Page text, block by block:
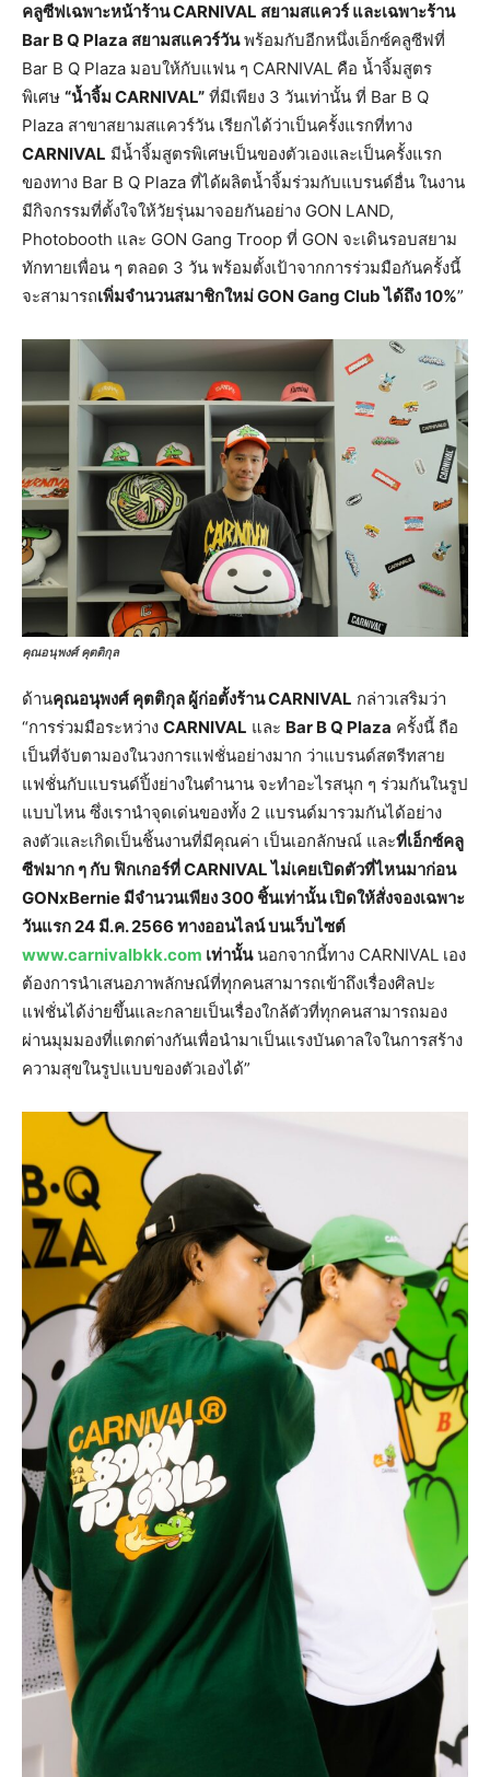
คลูซีฟเฉพาะหน้าร้าน CARNIVAL สยามสแควร์ และเฉพาะร้าน
Bar B Q Plaza สยามสแควร์วันพร้อมกับอีกหนึ่งเอ็กซ์คลูซีฟที่
Bar B Q Plaza มอบให้กับแฟน ๆ CARNIVAL คือ น้ำจิ้มสูตร
พิเศษ “น้ำจิ้ม CARNIVAL” ที่มีเพียง 3 วันเท่านั้น ที่ Bar B Q
Plaza สาขาสยามสแควร์วัน เรียกได้ว่าเป็นครั้งแรกที่ทาง
CARNIVAL มีน้ำจิ้มสูตรพิเศษเป็นของตัวเองและเป็นครั้งแรก
ของทาง Bar B Q Plaza ที่ได้ผลิตน้ำจิ้มร่วมกับแบรนด์อื่น ในงาน
มีกิจกรรมที่ตั้งใจให้วัยรุ่นมาจอยกันอย่าง GON LAND,
Photobooth และ GON Gang Troop ที่ GON จะเดินรอบสยาม
ทักทายเพื่อน ๆ ตลอด 3 วัน พร้อมตั้งเป้าจากการร่วมมือกันครั้งนี้
จะสามารถเพิ่มจำนวนสมาชิกใหม่ GON Gang Club ได้ถึง 10%”
คุณอนุพงศ์ คุตติกุล
ด้านคุณอนุพงศ์ คุตติกุล ผู้ก่อตั้งร้าน CARNIVAL กล่าวเสริมว่า
“การร่วมมือระหว่าง CARNIVAL และ Bar B Q Plaza ครั้งนี้ ถือ
เป็นที่จับตามองในวงการแฟชั่นอย่างมาก ว่าแบรนด์สตรีทสาย
แฟชั่นกับแบรนด์ปิ้งย่างในตำนาน จะทำอะไรสนุก ๆ ร่วมกันในรูป
แบบไหน ซึ่งเรานำจุดเด่นของทั้ง 2 แบรนด์มารวมกันได้อย่าง
ลงตัวและเกิดเป็นชิ้นงานที่มีคุณค่า เป็นเอกลักษณ์ และที่เอ็กซ์คลู
ซีฟมาก ๆ กับ ฟิกเกอร์ที่ CARNIVAL ไม่เคยเปิดตัวที่ไหนมาก่อน
GONxBernie มีจำนวนเพียง 300 ชิ้นเท่านั้น เปิดให้สั่งจองเฉพาะ
วันแรก 24 มี.ค. 2566 ทางออนไลน์ บนเว็บไซต์
www.carnivalbkk.com เท่านั้นนอกจากนี้ทาง CARNIVAL เอง
ต้องการนำเสนอภาพลักษณ์ที่ทุกคนสามารถเข้าถึงเรื่องศิลปะ
แฟชั่นได้ง่ายขึ้นและกลายเป็นเรื่องใกล้ตัวที่ทุกคนสามารถมอง
ผ่านมุมมองที่แตกต่างกันเพื่อนำมาเป็นแรงบันดาลใจในการสร้าง
ความสุขในรูปแบบของตัวเองได้”